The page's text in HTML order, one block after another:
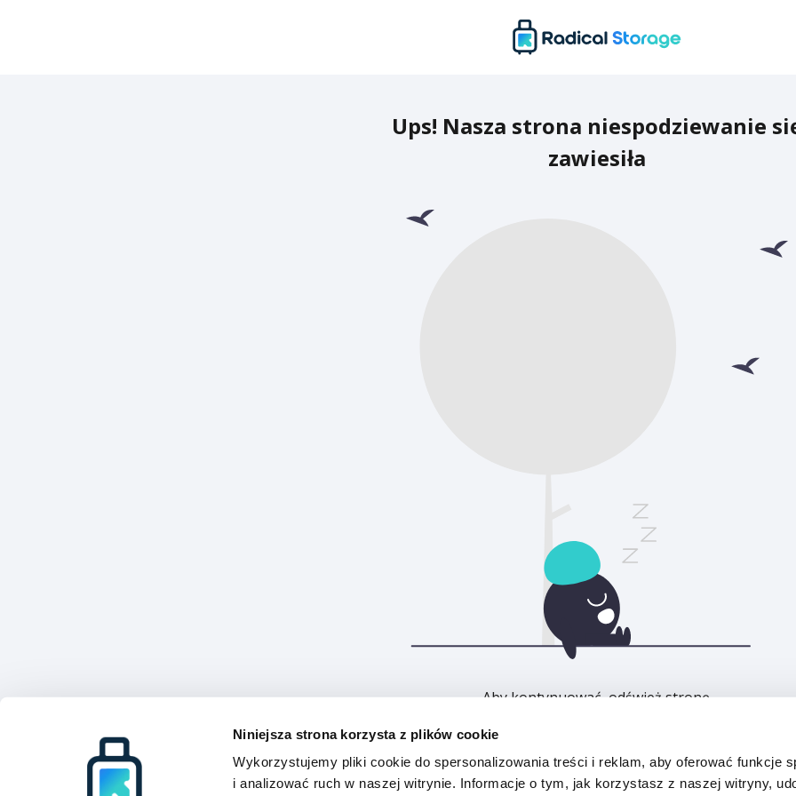
Niniejsza strona korzysta z plików cookie
Wykorzystujemy pliki cookie do spersonalizowania treści i reklam, aby oferować funkcje
i analizować ruch w naszej witrynie. Informacje o tym, jak korzystasz z naszej witryny,
Ups! Nasza strona niespodziewanie
zawiesiła
Aby kontynuować, odśwież stronę.
Odśwież